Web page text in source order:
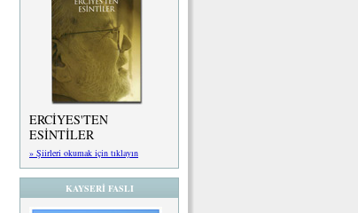
ERCİYES'TEN
ESİNTİLER
» Şiirleri okumak için tıklayın
KAYSERİ FASLI